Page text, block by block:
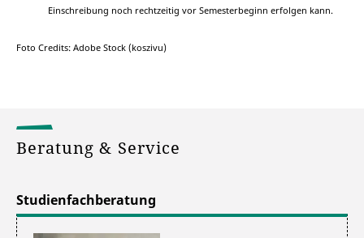
Einschreibung noch rechtzeitig vor Semesterbeginn erfolgen kann.
Foto Credits: Adobe Stock (koszivu)
Beratung & Service
Studienfachberatung